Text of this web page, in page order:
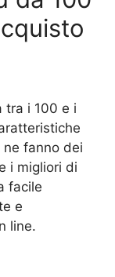
tra i 100 e i
fanno dei
i migliori di
facile
e
line.